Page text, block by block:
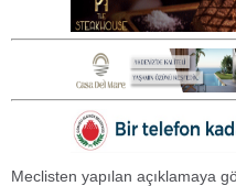
Meclisten yapılan açıklamaya